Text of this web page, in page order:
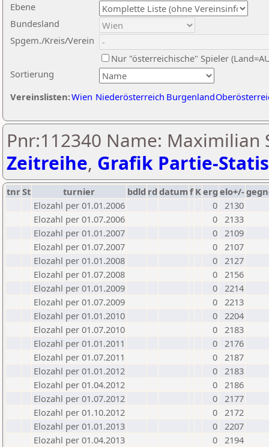
Ebene
Sortierung
Bundesland
Spgem./Kreis/Verein
Nur "österreichische" Spieler
Vereinslisten:Wien Niederösterreich Burgenland
Pnr:112340 Name: Maximilian
Zeitreihe, Grafik Partie-
tnrSt turnier bdld rd datumf Kerg elo+/-
Elozahl per 01.01.2006
0 2130
Elozahl per 01.07.2006
0 2133
Elozahl per 01.01.2007
0 2109
Elozahl per 01.07.2007
0 2107
Elozahl per 01.01.2008
0 2127
Elozahl per 01.07.2008
0 2156
Elozahl per 01.01.2009
0 2214
Elozahl per 01.07.2009
0 2213
Elozahl per 01.01.2010
0 2204
Elozahl per 01.07.2010
0 2183
Elozahl per 01.01.2011
0 2176
Elozahl per 01.07.2011
0 2187
Elozahl per 01.01.2012
0 2183
Elozahl per 01.04.2012
0 2186
Elozahl per 01.07.2012
0 2177
Elozahl per 01.10.2012
0 2172
Elozahl per 01.01.2013
0 2207
Elozahl per 01.04.2013
0 2194